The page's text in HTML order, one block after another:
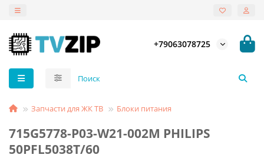
+79063078725
Запчасти для ЖК ТВ Блоки питания
715G5778-P03-W21-002M PHILIPS
50PFL5038T/60